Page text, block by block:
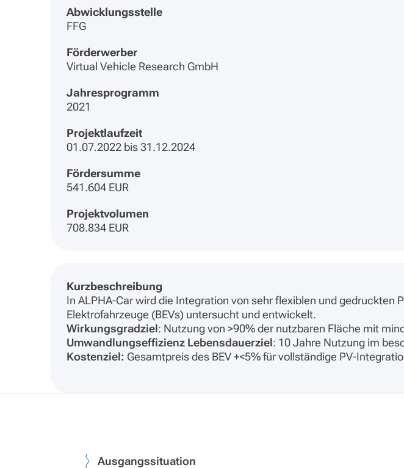
Abwicklungsstelle
FFG
Förderwerber
Virtual Vehicle Research GmbH
Jahresprogramm
2021
Projektlaufzeit
01.07.2022 bis 31.12.2024
Fördersumme
541.604 EUR
Projektvolumen
708.834 EUR
Kurzbeschreibung
In ALPHA-Car wird die Integration von sehr flexiblen und
Elektrofahrzeuge (BEVs) untersucht und entwickelt.
Wirkungsgradziel: Nutzung von >90% der nutzbaren Fläche mit
Umwandlungseffizienz Lebensdauerziel: 10 Jahre Nutzung im
Kostenziel: Gesamtpreis des BEV +<5% für vollständige PV-
Ausgangssituation